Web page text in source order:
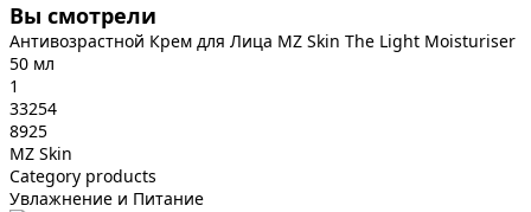
Вы смотрели
Антивозрастной Крем для Лица MZ Skin The Light Moisturiser
50 мл
1
33254
8925
MZ Skin
Category products
Увлажнение и Питание